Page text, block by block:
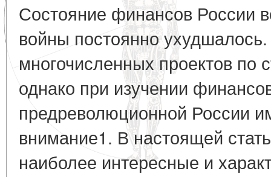
Состояние финансов России
войны постоянно
многочисленных проектов по
однако при изучении
предреволюционной России
внимание1. В настоящей
наиболее интересные и